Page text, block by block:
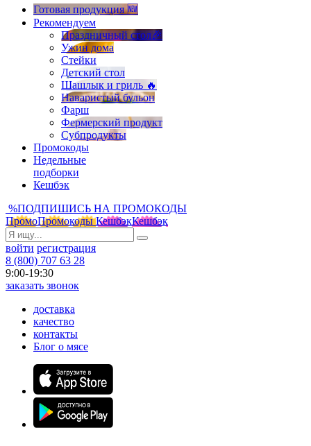
Готовая продукция 🆕
Рекомендуем
Праздничный стол🎉
Ужин дома
Стейки
Детский стол
Шашлык и гриль 🔥
Наваристый бульон
Фарш
Фермерский продукт
Субпродукты
Промокоды
Недельные
подборки
Кешбэк
%ПОДПИШИСЬ НА ПРОМОКОДЫ
ПромоПромокоды КешбэкКешбэк
войти регистрация
8 (800) 707 63 28
9:00-19:30
заказать звонок
доставка
качество
контакты
Блог о мясе